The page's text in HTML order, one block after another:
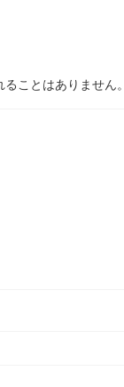
ことはありません。